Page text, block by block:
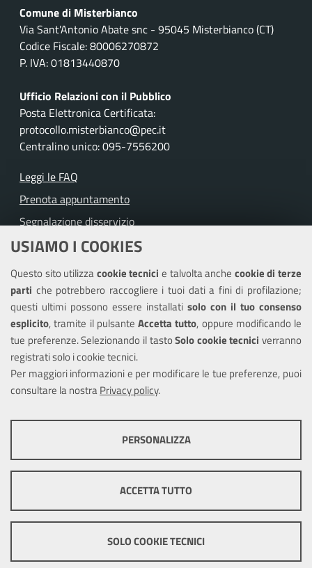
USIAMO I COOKIES
Questo sito utilizzacookie tecnicie talvolta anche cookie di terze
parti che potrebbero raccogliere i tuoi dati a fini di profilazione;
questi ultimi possono essere installati solo con il tuo consenso
esplicito, tramite il pulsante Accetta tutto, oppure modificando le
tue preferenze. Selezionando il tastoSolo cookie tecnici verranno
registrati solo i cookie tecnici.
Per maggiori informazioni e per modificare le tue preferenze, puoi
consultare la nostraPrivacy policy.
ottimale per ogni utente. Essi non raccolgono i tuoi dati e le tue
informazioni di navigazione per scopi di marketing e profilazione, e
pertanto possono essere utilizzati senza bisogno di acquisire il tuo
Mostra altre informazioni
PERSONALIZZA
ACCETTA TUTTO
SOLO COOKIE TECNICI
Comune di Misterbianco
Via Sant'Antonio Abate snc - 95045 Misterbianco (CT)
Codice Fiscale: 80006270872
P. IVA: 01813440870
Ufficio Relazioni con il Pubblico
Posta Elettronica Certificata:
protocollo.misterbianco@pec.it
Centralino unico: 095-7556200
Leggi le FAQ
Prenota appuntamento
Segnalazione disservizio
Richiesta assistenza
Amministrazione trasparente
Informativa privacy
Note legali
Piano di miglioramento del sito
Dichiarazione di accessibilità
Mappa del sito
Cookie